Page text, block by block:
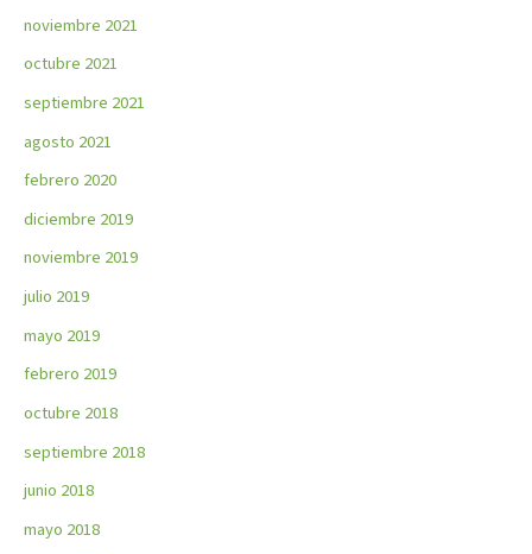
noviembre 2021
octubre 2021
septiembre 2021
agosto 2021
febrero 2020
diciembre 2019
noviembre 2019
julio 2019
mayo 2019
febrero 2019
octubre 2018
septiembre 2018
junio 2018
mayo 2018